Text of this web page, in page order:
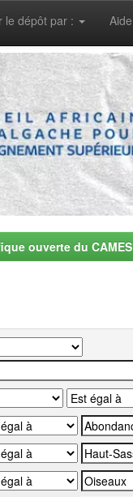
le dépôt par : Aide
ouverte du CAMES